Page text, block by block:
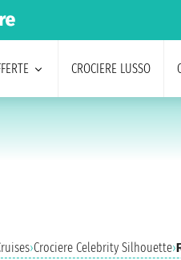
CROCIERE LUSSO
›Crociere Celebrity Silhouette›